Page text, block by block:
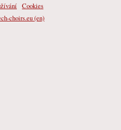
Cookies
choirs.eu (en)